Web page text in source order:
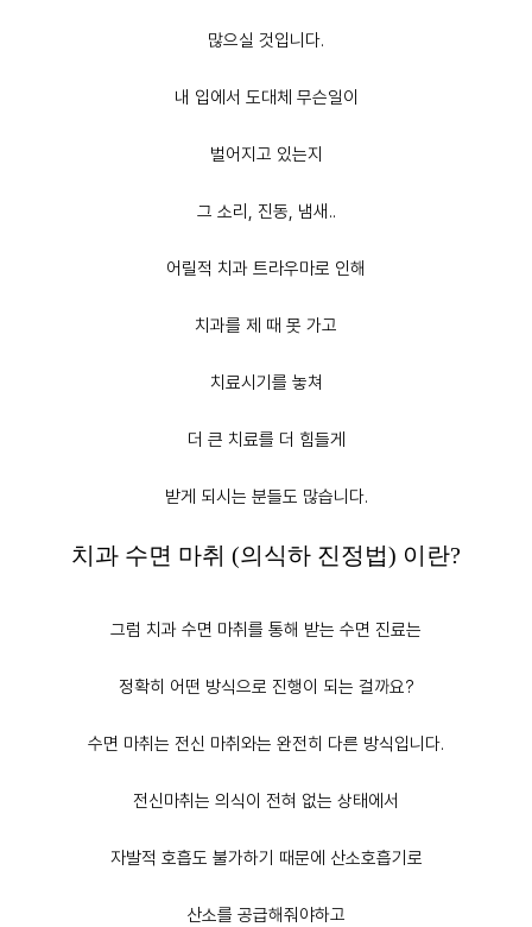
많으실 것입니다.
내 입에서 도대체 무슨일이
벌어지고 있는지
그 소리, 진동, 냄새..
어릴적 치과 트라우마로 인해
치과를 제 때 못 가고
치료시기를 놓쳐
더 큰 치료를 더 힘들게
받게 되시는 분들도 많습니다.
치과 수면 마취 (의식하 진정법) 이란?
그럼 치과 수면 마취를 통해 받는 수면 진료는
정확히 어떤 방식으로 진행이 되는 걸까요?
수면 마취는 전신 마취와는 완전히 다른 방식입니다.
전신마취는 의식이 전혀 없는 상태에서
자발적 호흡도 불가하기 때문에 산소호흡기로
산소를 공급해줘야하고